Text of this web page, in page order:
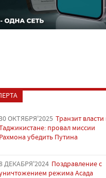
ОКТЯБРЯ'2025 Транзит власти
провал миссии
Рахмона убедить Путина
ДЕКАБРЯ'2024 Поздравление с
режима Асада